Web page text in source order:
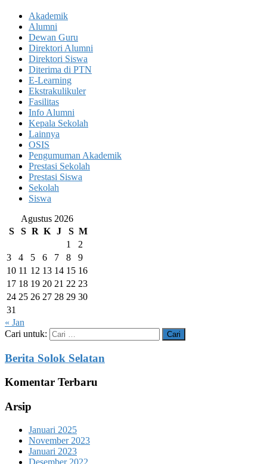
Akademik
Alumni
Dewan Guru
Direktori Alumni
Direktori Siswa
Diterima di PTN
E-Learning
Ekstrakulikuler
Fasilitas
Info Alumni
Kepala Sekolah
Lainnya
OSIS
Pengumuman Akademik
Prestasi Sekolah
Prestasi Siswa
Sekolah
Siswa
Agustus 2026
S
S R K J S M
1
2
3
4 5 6 7 8
9
10 11 12 13 14 15 16
17 18 19 20 21 22 23
24 25 26 27 28 29 30
31
« Jan
Cari untuk:
Berita Solok Selatan
Komentar Terbaru
Arsip
Januari 2025
November 2023
Januari 2023
Desember 2022